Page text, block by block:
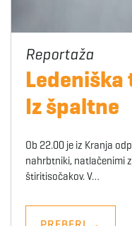
Ledeniška
Iz špaltne
Ob 22.00 je iz Kranja
nahrbtniki, natlačenimi
štiritisočakov. V…